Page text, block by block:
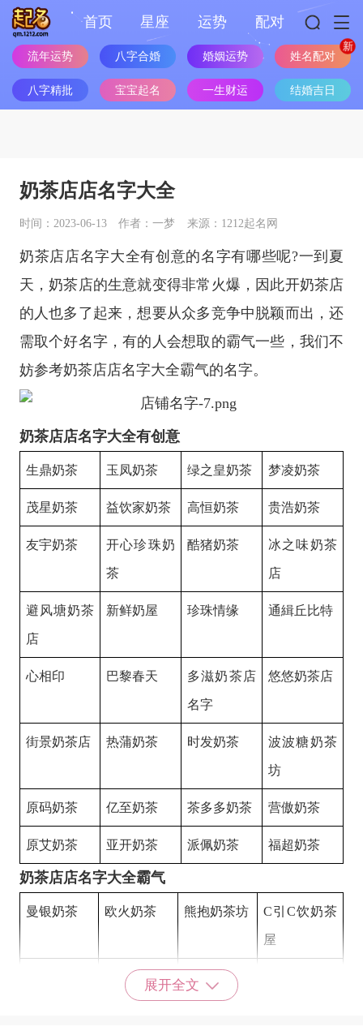
首页 星座 运势 配对
流年运势 八字合婚 婚姻运势 姓名配对
八字精批 宝宝起名 一生财运 结婚吉日
奶茶店店名字大全
时间：2023-06-13 作者：一梦 来源：1212起名网
奶茶店店名字大全有创意的名字有哪些呢?一到夏
天，奶茶店的生意就变得非常火爆，因此开奶茶店
的人也多了起来，想要从众多竞争中脱颖而出，还
需取个好名字，有的人会想取的霸气一些，我们不
妨参考奶茶店店名字大全霸气的名字。
奶茶店店名字大全有创意
生鼎奶茶 玉凤奶茶 绿之皇奶茶 梦凌奶茶
茂星奶茶 益饮家奶茶 高恒奶茶 贵浩奶茶
友宇奶茶 开心珍珠奶
茶
酷猪奶茶 冰之味奶茶
店
避风塘奶茶
店
新鲜奶屋 珍珠情缘 通緝丘比特
心相印 巴黎春天 多滋奶茶店
名字
悠悠奶茶店
街景奶茶店 热蒲奶茶 时发奶茶 波波糖奶茶
坊
原码奶茶 亿至奶茶 茶多多奶茶 营傲奶茶
原艾奶茶 亚开奶茶 派佩奶茶 福超奶茶
奶茶店店名字大全霸气
曼银奶茶 欧火奶茶 熊抱奶茶坊 C引C饮奶茶
屋
饮得爽奶茶 回味屋奶茶
展开全文